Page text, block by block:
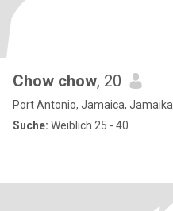
Chow chow, 20
Port Antonio, Jamaica, Jamaika
Suche: Weiblich 25 - 40